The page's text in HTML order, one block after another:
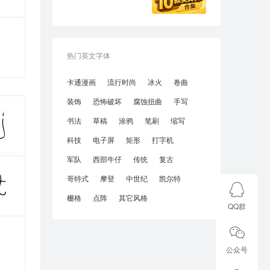
热门英文字体
卡通漫画 流行时尚 冰火
卷曲
装饰
恐怖破坏 腐蚀扭曲
手写
书法
草稿 涂鸦 笔刷
缩写
科技
电子屏 矩形
打字机
军队
西部牛仔 传统
复古
哥特式
摩登 中世纪
凯尔特
栅格
点阵 其它风格
QQ群
公众号